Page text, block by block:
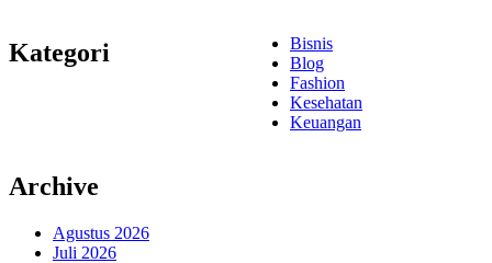
Kategori
Bisnis
Blog
Fashion
Kesehatan
Keuangan
Archive
Agustus 2026
Juli 2026